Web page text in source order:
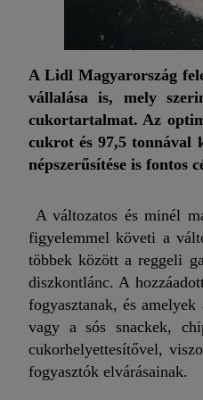
A Lidl Magyarország
vállalása is, mely
cukortartalmat. Az
cukrot és 97,5 tonnával
népszerűsítése is fontos
A változatos és minél
figyelemmel követi a
többek között a reggeli
diszkontlánc. A
fogyasztanak, és
vagy a sós snackek,
cukorhelyettesítővel,
fogyasztók elvárásainak.